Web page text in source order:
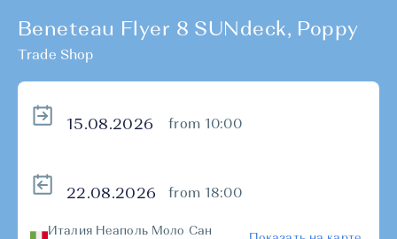
Beneteau Flyer 8 SUNdeck, Poppy
Trade Shop
from 10:00
from 18:00
Италия Неаполь Моло Сан